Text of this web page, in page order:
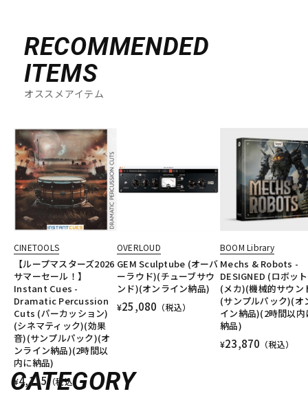
RECOMMENDED
ITEMS
オススメアイテム
CINETOOLS
【ループマスターズ2026
サマーセール！】
Instant Cues -
Dramatic Percussion
Cuts (パーカッション)
(シネマティック)(効果
音)(サンプルパック)(オ
ンライン納品)(2時間以
内に納品)
¥4,115（税込）
OVERLOUD
GEM Sculptube (オーバ
ーラウド)(チューブサウ
ンド)(オンライン納品)
¥25,080 （税込）
BOOM Library
Mechs & Robots -
DESIGNED (ロボッ
(メカ)(機械的サウン
(サンプルパック)(オ
イン納品)(2時間以内
納品)
¥23,870 （税込）
CATEGORY